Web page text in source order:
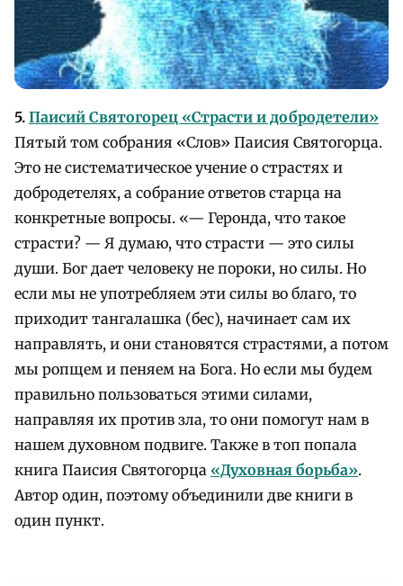
5. Паисий Святогорец «Страсти и добродетели»
Пятый том собрания «Слов» Паисия Святогорца.
Это не систематическое учение о страстях и
добродетелях, а собрание ответов старца на
конкретные вопросы. «— Геронда, что такое
страсти? — Я думаю, что страсти — это силы
души. Бог дает человеку не пороки, но силы. Но
если мы не употребляем эти силы во благо, то
приходит тангалашка (бес), начинает сам их
направлять, и они становятся страстями, а потом
мы ропщем и пеняем на Бога. Но если мы будем
правильно пользоваться этими силами,
направляя их против зла, то они помогут нам в
нашем духовном подвиге. Также в топ попала
книга Паисия Святогорца «Духовная борьба».
Автор один, поэтому объединили две книги в
один пункт.